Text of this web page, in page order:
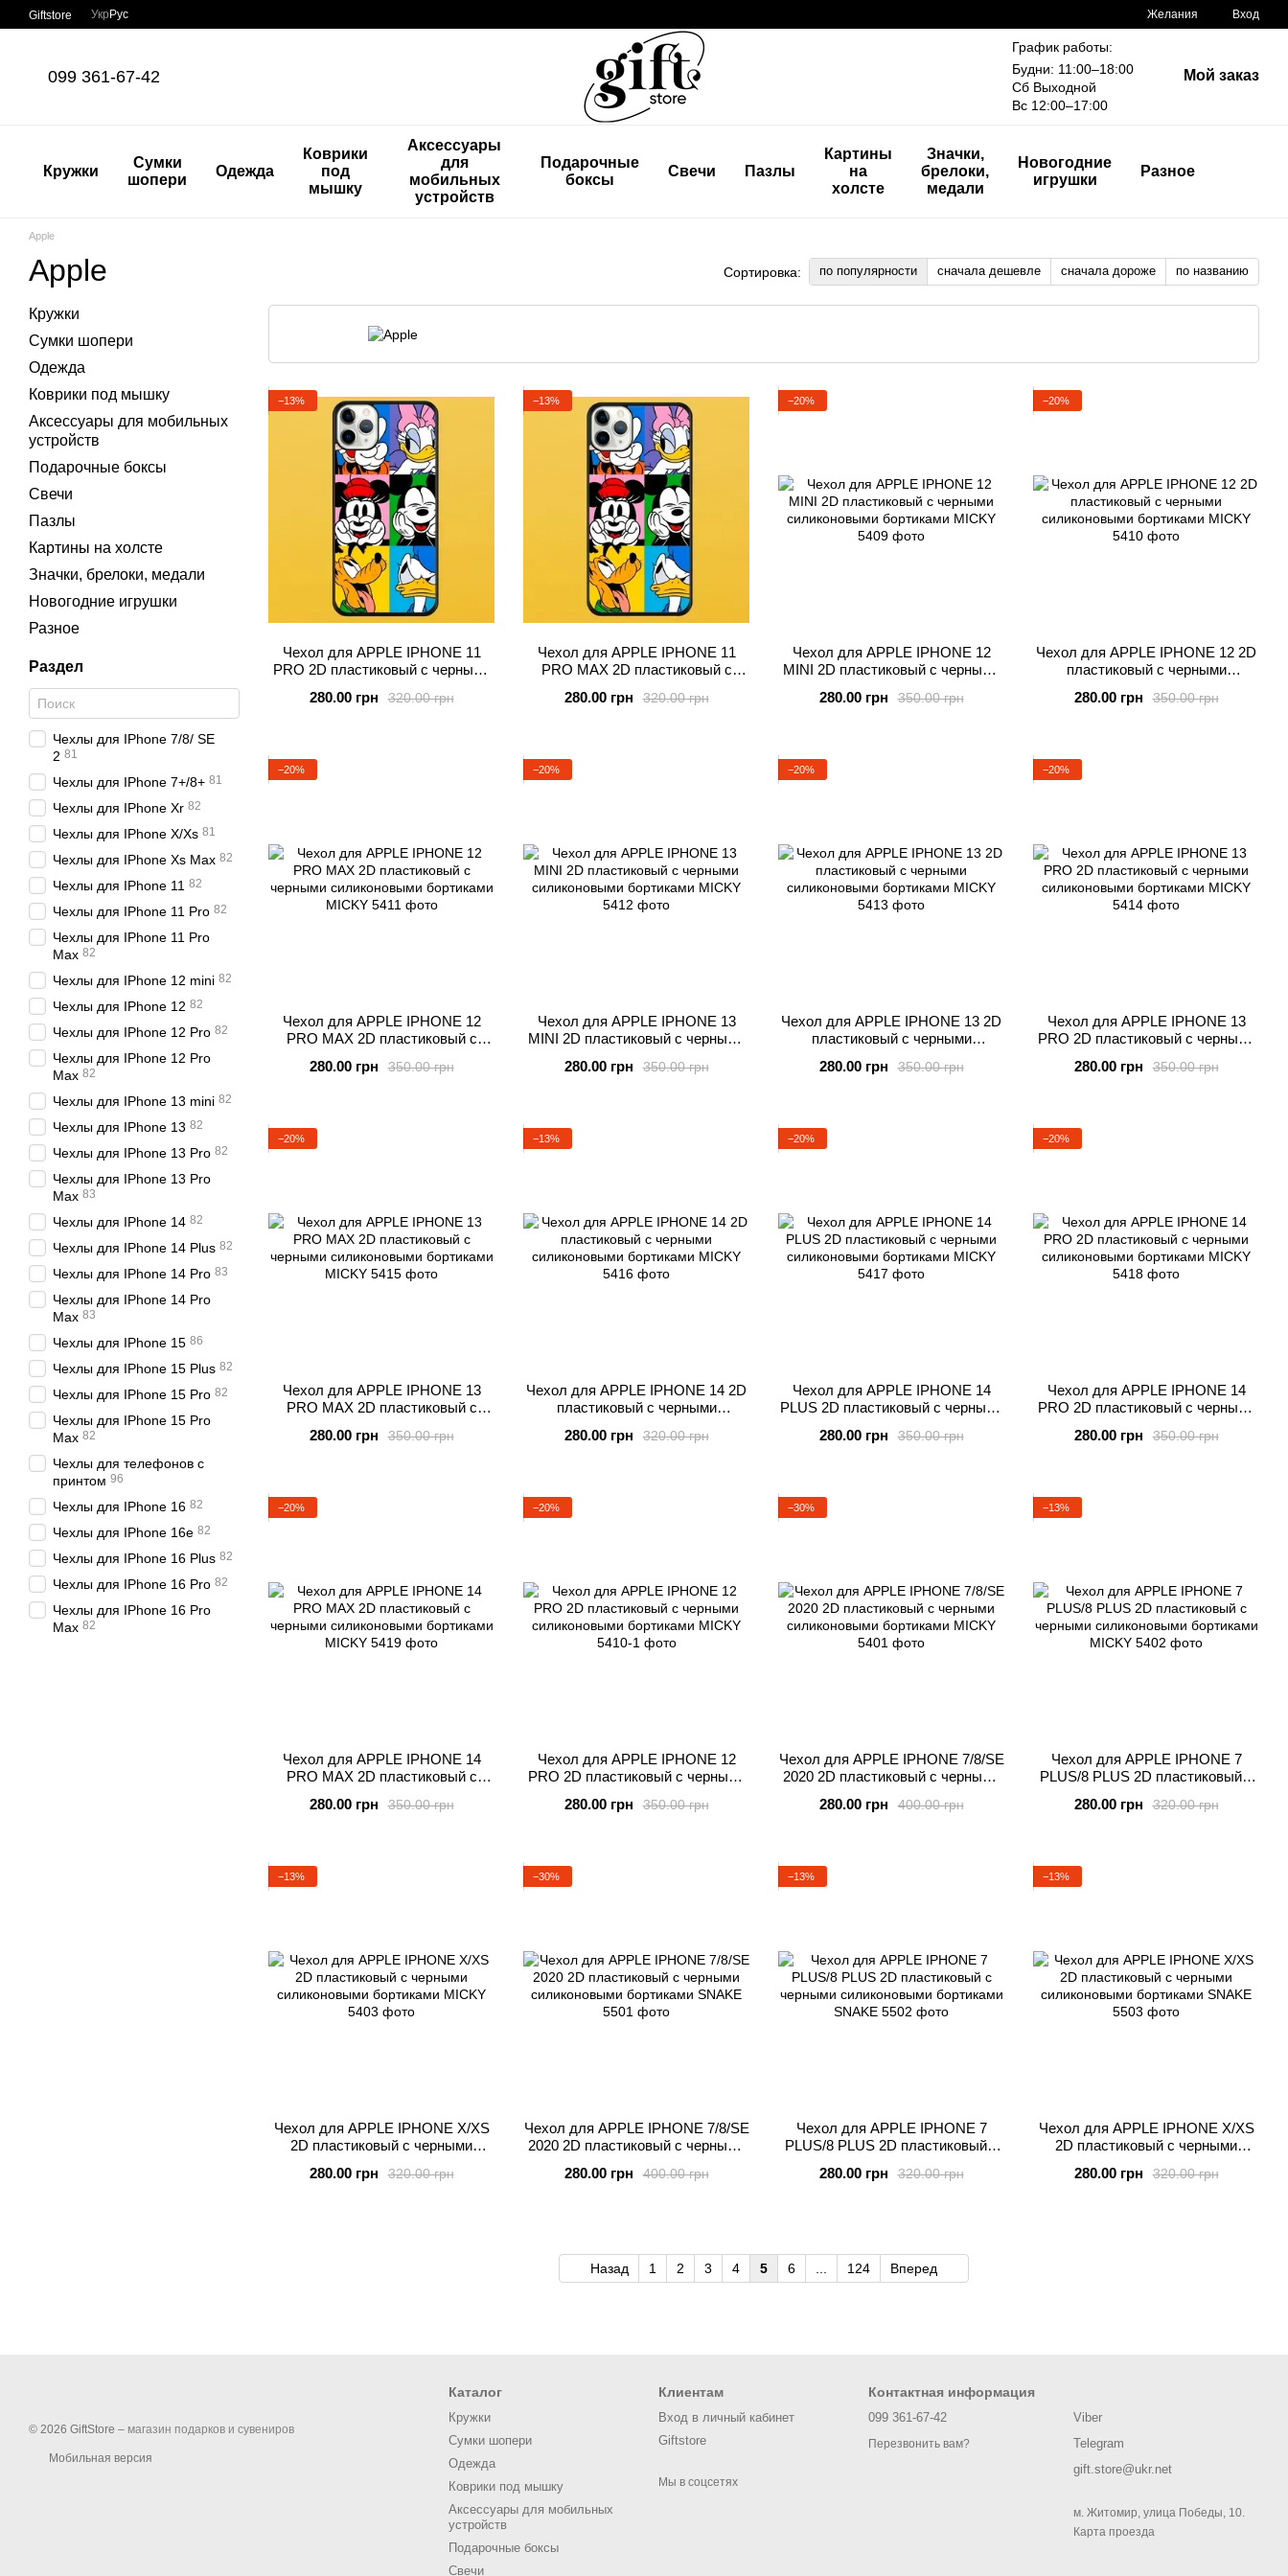
Перейти к основному контенту
Giftstore Укр Рус Желания Вход
099 361-67-42
График работы:
Будни: 11:00–18:00
Сб Выходной
Вс 12:00–17:00
Мой заказ
Кружки
Сумки
шопери
Одежда
Коврики
под
мышку
Аксессуары
для
мобильных
устройств
Подарочные
боксы
Свечи Пазлы
Картины
на
холсте
Значки,
брелоки,
медали
Новогодние
игрушки
Разное
Apple
Apple Сортировка: по популярности сначала дешевле сначала дороже по названию
−13%
Чехол для APPLE IPHONE 11
PRO 2D пластиковый с черными
320.00 грн
280.00 грн
−13%
Чехол для APPLE IPHONE 11
PRO MAX 2D пластиковый с
бортиками MICKY
320.00 грн
280.00 грн
−20%
Чехол для APPLE IPHONE 12
MINI 2D пластиковый с черными
350.00 грн
280.00 грн
−20%
Чехол для APPLE IPHONE 12 2D
пластиковый с черными
350.00 грн
280.00 грн
−20%
Чехол для APPLE IPHONE 12
PRO MAX 2D пластиковый с
бортиками MICKY
350.00 грн
280.00 грн
−20%
Чехол для APPLE IPHONE 13
MINI 2D пластиковый с черными
350.00 грн
280.00 грн
−20%
Чехол для APPLE IPHONE 13 2D
пластиковый с черными
350.00 грн
280.00 грн
−20%
Чехол для APPLE IPHONE 13
PRO 2D пластиковый с черными
350.00 грн
280.00 грн
−20%
Чехол для APPLE IPHONE 13
PRO MAX 2D пластиковый с
бортиками MICKY
350.00 грн
280.00 грн
−13%
Чехол для APPLE IPHONE 14 2D
пластиковый с черными
320.00 грн
280.00 грн
−20%
Чехол для APPLE IPHONE 14
PLUS 2D пластиковый с черными
350.00 грн
280.00 грн
−20%
Чехол для APPLE IPHONE 14
PRO 2D пластиковый с черными
350.00 грн
280.00 грн
−20%
Чехол для APPLE IPHONE 14
PRO MAX 2D пластиковый с
бортиками MICKY
350.00 грн
280.00 грн
−20%
Чехол для APPLE IPHONE 12
PRO 2D пластиковый с черными
350.00 грн
280.00 грн
−30%
Чехол для APPLE IPHONE 7/8/SE
2020 2D пластиковый с черными
400.00 грн
280.00 грн
−13%
Чехол для APPLE IPHONE 7
PLUS/8 PLUS 2D пластиковый с
бортиками MICKY
320.00 грн
280.00 грн
−13%
Чехол для APPLE IPHONE X/XS
2D пластиковый с черными
320.00 грн
280.00 грн
−30%
Чехол для APPLE IPHONE 7/8/SE
2020 2D пластиковый с черными
400.00 грн
280.00 грн
−13%
Чехол для APPLE IPHONE 7
PLUS/8 PLUS 2D пластиковый с
бортиками SNAKE
320.00 грн
280.00 грн
−13%
Чехол для APPLE IPHONE X/XS
2D пластиковый с черными
320.00 грн
280.00 грн
Назад 1 2 3 4 5 6 ... 124 Вперед
Кружки
Сумки шопери
Одежда
Коврики под мышку
Аксессуары для мобильных
устройств
Подарочные боксы
Свечи
Пазлы
Картины на холсте
Значки, брелоки, медали
Новогодние игрушки
Разное
Раздел
Чехлы для IPhone 7/8/ SE
2 81
Чехлы для IPhone 7+/8+ 81
Чехлы для IPhone Xr 82
Чехлы для IPhone X/Xs 81
Чехлы для IPhone Xs Max 82
Чехлы для IPhone 11 82
Чехлы для IPhone 11 Pro 82
Чехлы для IPhone 11 Pro
Max 82
Чехлы для IPhone 12 mini 82
Чехлы для IPhone 12 82
Чехлы для IPhone 12 Pro 82
Чехлы для IPhone 12 Pro
Max 82
Чехлы для IPhone 13 mini 82
Чехлы для IPhone 13 82
Чехлы для IPhone 13 Pro 82
Чехлы для IPhone 13 Pro
Max 83
Чехлы для IPhone 14 82
Чехлы для IPhone 14 Plus 82
Чехлы для IPhone 14 Pro 83
Чехлы для IPhone 14 Pro
Max 83
Чехлы для IPhone 15 86
Чехлы для IPhone 15 Plus 82
Чехлы для IPhone 15 Pro 82
Чехлы для IPhone 15 Pro
Max 82
Чехлы для телефонов с
принтом 96
Чехлы для IPhone 16 82
Чехлы для IPhone 16e 82
Чехлы для IPhone 16 Plus 82
Чехлы для IPhone 16 Pro 82
Чехлы для IPhone 16 Pro
Max 82
© 2026 GiftStore – магазин подарков и сувениров
Мобильная версия
Каталог
Кружки
Сумки шопери
Одежда
Коврики под мышку
Аксессуары для мобильных
устройств
Подарочные боксы
Свечи
Клиентам
Вход в личный кабинет
Giftstore
Мы в соцсетях
Контактная информация
099 361-67-42
Перезвонить вам?
Viber
Telegram
gift.store@ukr.net
м. Житомир, улица Победы, 10.
Карта проезда